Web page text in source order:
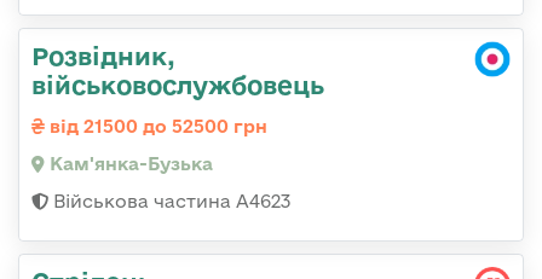
Розвідник,
військовослужбовець
від 21500 до 52500 грн
Кам'янка-Бузька
Військова частина А4623